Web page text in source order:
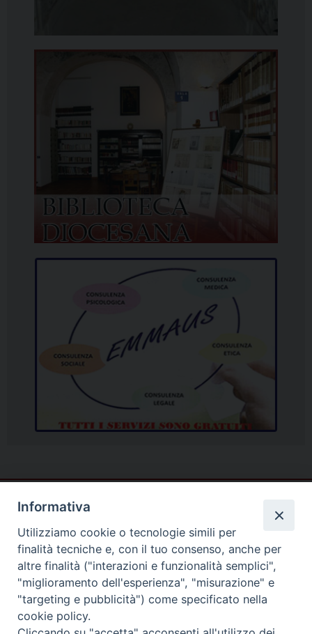
Informativa
Utilizziamo cookie o tecnologie simili per
finalità tecniche e, con il tuo consenso, anche per
altre finalità ("interazioni e funzionalità semplici",
"miglioramento dell'esperienza", "misurazione" e
"targeting e pubblicità") come specificato nella
cookie policy.